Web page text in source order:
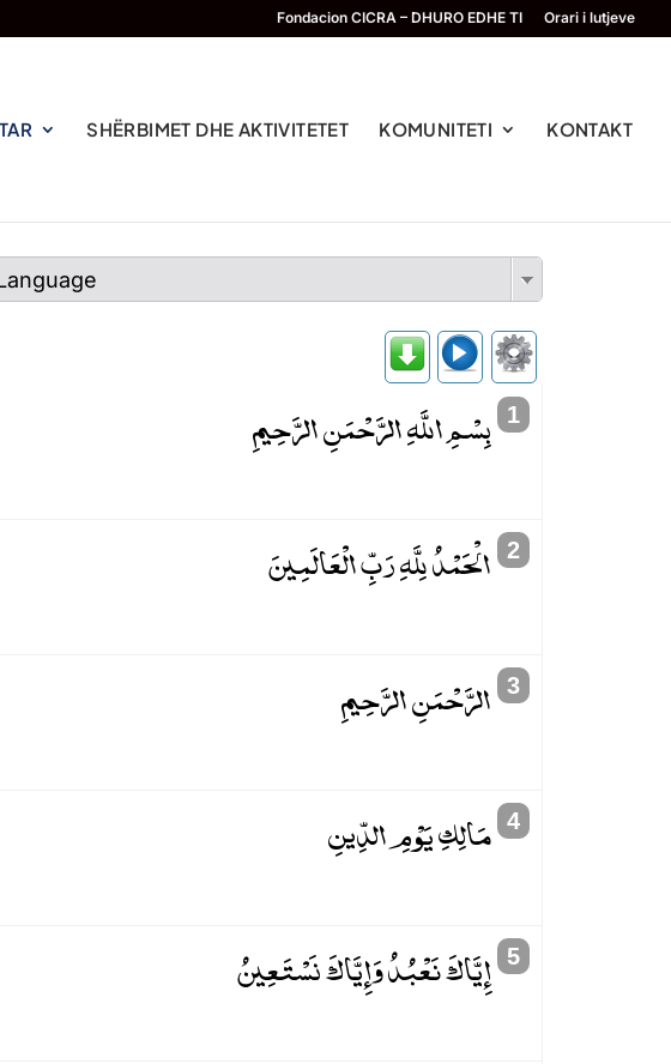
Fondacion CICRA – DHURO EDHE TI Orari i lutjeve
SHËRBIMET DHE AKTIVITETET KOMUNITETI KONTAKT
1 بِسْمِ اللَّهِ الرَّحْمَنِ الرَّحِيمِ
2 الْحَمْدُ لِلَّهِ رَبِّ الْعَالَمِينَ
3 الرَّحْمَنِ الرَّحِيمِ
4 مَالِكِ يَوْمِ الدِّينِ
5 إِيَّاكَ نَعْبُدُ وَإِيَّاكَ نَسْتَعِينُ